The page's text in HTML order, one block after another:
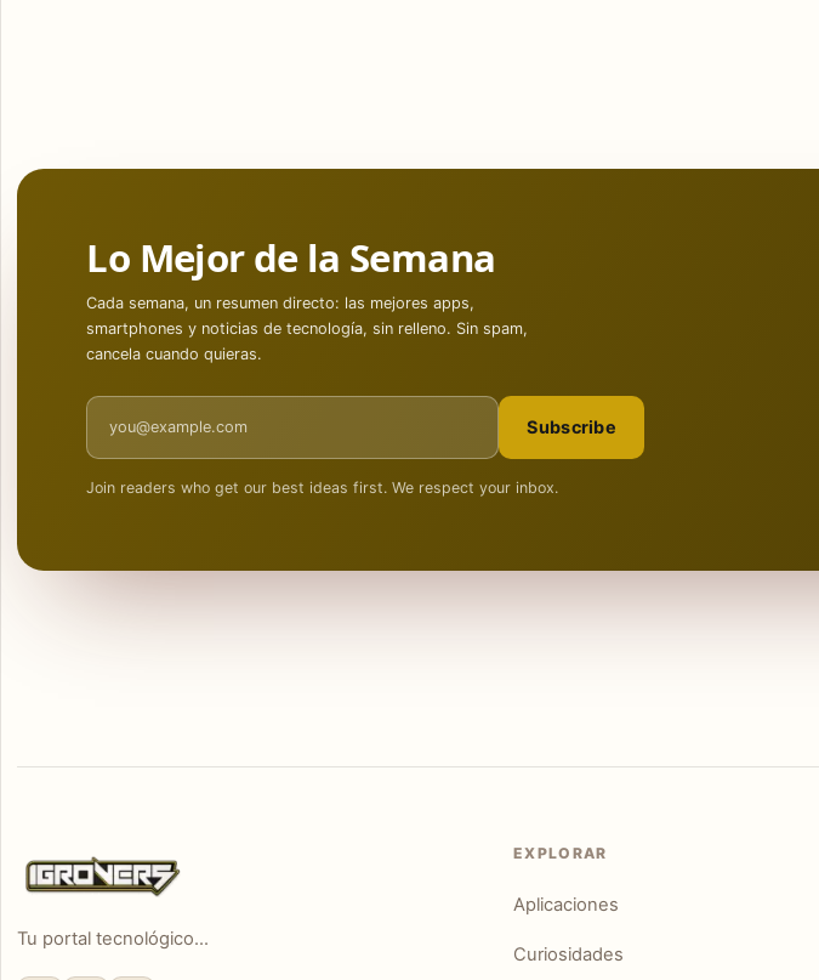
Lo Mejor de la Semana
Cada semana, un resumen directo: las mejores apps,
smartphones y noticias de tecnología, sin relleno. Sin spam,
cancela cuando quieras.
Email address
Subscribe
Join readers who get our best ideas first. We respect your inbox.
Tu portal tecnológico...
EXPLORAR
Aplicaciones
Curiosidades